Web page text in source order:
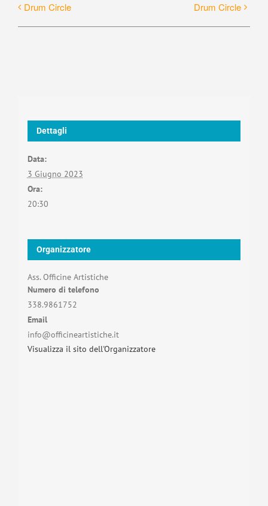
Drum Circle Drum Circle
Dettagli
Data:
3 Giugno 2023
Ora:
20:30
Organizzatore
Ass. Officine Artistiche
Numero di telefono
338.9861752
Email
info@officineartistiche.it
Visualizza il sito dell'Organizzatore